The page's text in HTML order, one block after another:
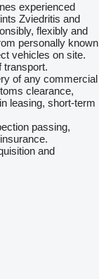
experienced
Zviedritis and
flexibly and
personally known
vehicles on site.
transport.
of any commercial
clearance,
leasing, short-term
passing,
and